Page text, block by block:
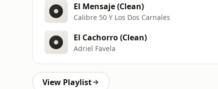
El Mensaje (Clean)
Calibre 50 Y Los Dos Carnales
El Cachorro (Clean)
Adriel Favela
View Playlist